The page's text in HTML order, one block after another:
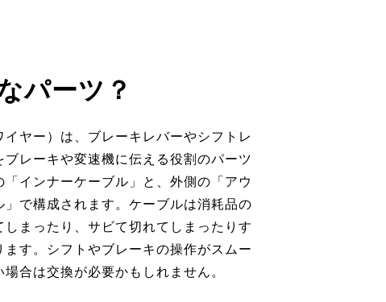
パーツ？
イヤー）は、ブレーキレバーやシフトレ
ブレーキや変速機に伝える役割のパーツ
「インナーケーブル」と、外側の「アウ
」で構成されます。ケーブルは消耗品の
しまったり、サビて切れてしまったりす
ます。シフトやブレーキの操作がスムー
場合は交換が必要かもしれません。